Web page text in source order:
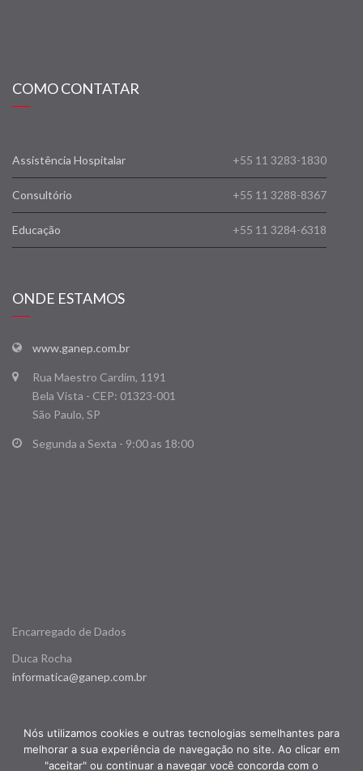
COMO CONTATAR
Assistência Hospitalar +55 11 3283-1830
Consultório +55 11 3288-8367
Educação +55 11 3284-6318
ONDE ESTAMOS
www.ganep.com.br
Rua Maestro Cardim, 1191
Bela Vista - CEP: 01323-001
São Paulo, SP
Segunda a Sexta - 9:00 as 18:00
Encarregado de Dados
Duca Rocha
informatica@ganep.com.br
Nós utilizamos cookies e outras tecnologias semelhantes para
melhorar a sua experiência de navegação no site. Ao clicar em
"aceitar" ou continuar a navegar você concorda com o